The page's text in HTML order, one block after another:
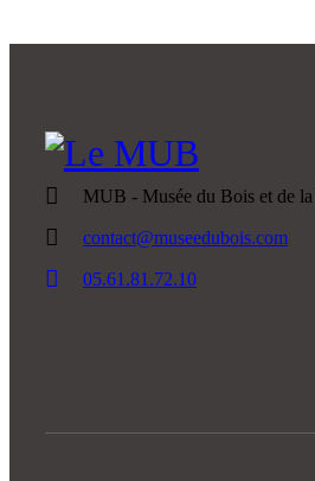
MUB - Musée du Bois et de
contact@museedubois.com
05.61.81.72.10